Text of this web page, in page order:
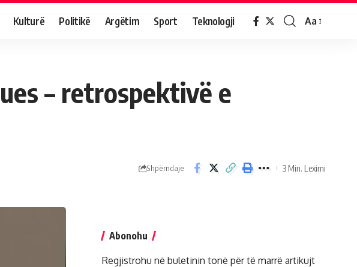
Kulturë Politikë Argëtim Sport Teknologji Aa
– retrospektivë e
Shpërndaje 3 Min. Leximi
Abonohu
Regjistrohu në buletinin tonë për të marrë artikujt